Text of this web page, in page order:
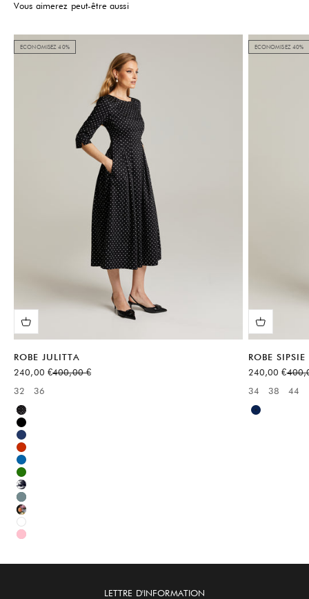
Vous aimerez peut-être aussi
ECONOMISEZ 40%
ROBE JULITTA
Prix de vente
240,00 €Prix normal
400,00 €
Available sizes:
32 36
Noir
Noir
Bleu
Rouge
Bleu
Vert
Multicolore
Vert
Multicolore
Blanc
Rose
ECONOMISEZ 40%
ROBE SIPSIE
Prix de vente
240,00 €Prix
Available
34 38 44
Bleu
LETTRE D'INFORMATION